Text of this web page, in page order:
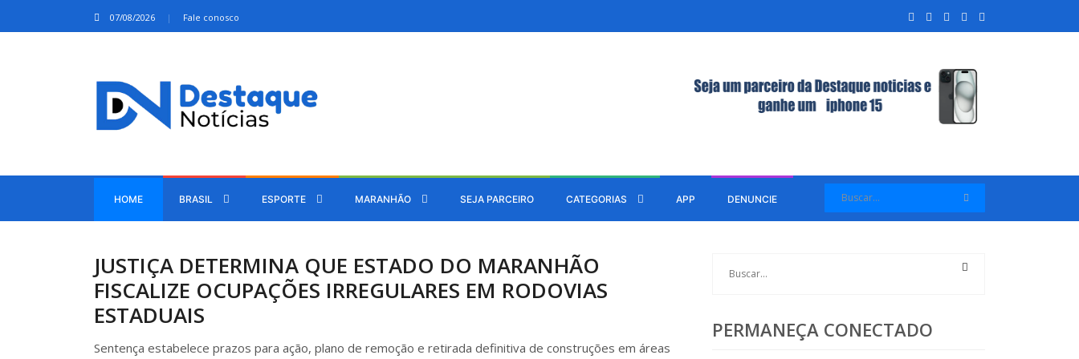
07/08/2026 Fale conosco
HOME BRASIL ESPORTE MARANHÃO SEJA PARCEIRO CATEGORIAS APP DENUNCIE
JUSTIÇA DETERMINA QUE ESTADO DO MARANHÃO
FISCALIZE OCUPAÇÕES IRREGULARES EM RODOVIAS
ESTADUAIS
Sentença estabelece prazos para ação, plano de remoção e retirada definitiva de construções em áreas
PERMANEÇA CONECTADO